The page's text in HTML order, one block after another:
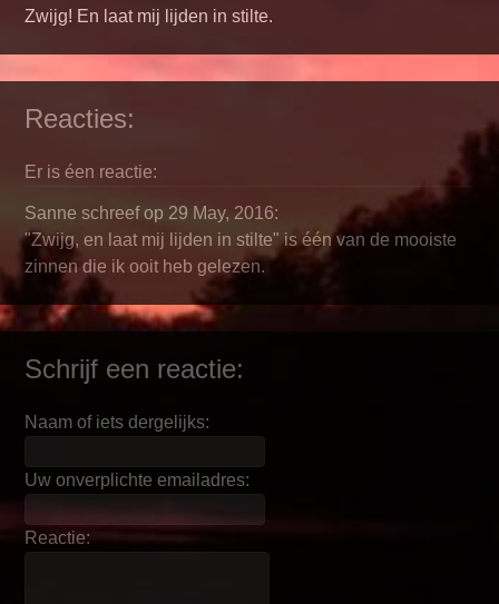
Zwijg! En laat mij lijden in stilte.
Reacties:
Er is éen reactie:
Sanne schreef op 29 May, 2016:
"Zwijg, en laat mij lijden in stilte" is één van de mooiste
zinnen die ik ooit heb gelezen.
Schrijf een reactie:
Naam of iets dergelijks:
Uw onverplichte emailadres:
Reactie: